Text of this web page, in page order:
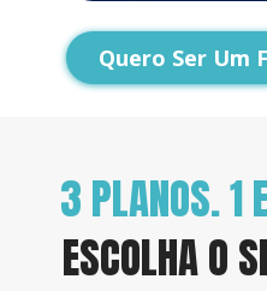
Quero Ser Um
3 PLANOS. 1
ESCOLHA O